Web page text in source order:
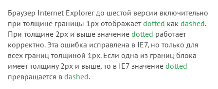
Браузер Internet Explorer до шестой версии включительно
при толщине границы 1px отображаетdotted как dashed.
При толщине 2px и выше значение dotted работает
корректно. Эта ошибка исправлена в IE7, но только для
всех границ толщиной 1px. Если одна из границ блока
имеет толщину 2px и выше, то в IE7 значение dotted
превращается в dashed.
border-block-end-width
border-block-start
border-block-start-color
border-block-start-style
border-block-start-width
border-block-style